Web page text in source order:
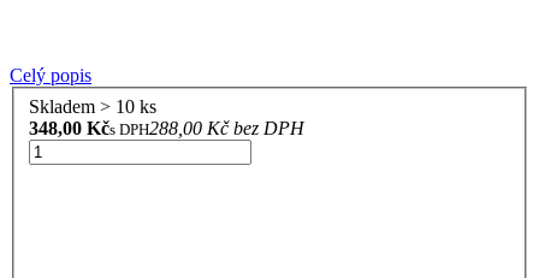
Celý popis
Skladem > 10 ks
348,00 Kčs DPH288,00 Kč bez DPH